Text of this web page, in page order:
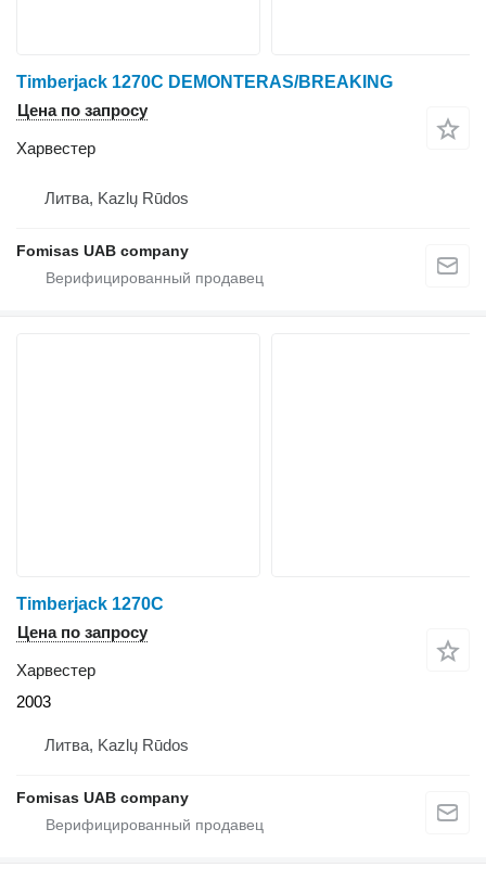
Timberjack 1270C DEMONTERAS/BREAKING
Цена по запросу
Харвестер
Литва, Kazlų Rūdos
Fomisas UAB company
Timberjack 1270C
Цена по запросу
Харвестер
2003
Литва, Kazlų Rūdos
Fomisas UAB company